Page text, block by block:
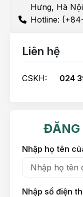
Hưng, Hà Nội
Hotline:
Liên hệ
CSKH: 024
ĐĂNG
Nhập họ tên
Nhập số điện